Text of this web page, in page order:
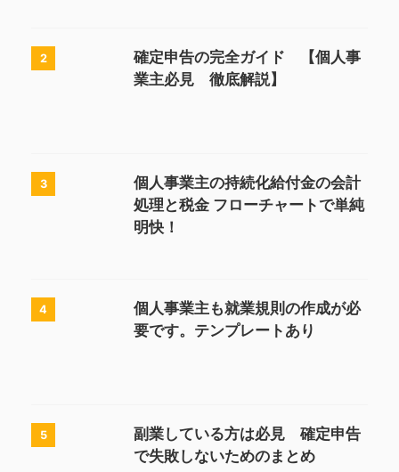
2
確定申告の完全ガイド 【個人事
業主必見 徹底解説】
3
個人事業主の持続化給付金の会計
処理と税金 フローチャートで単純
明快！
4
個人事業主も就業規則の作成が必
要です。テンプレートあり
5
副業している方は必見 確定申告
で失敗しないためのまとめ